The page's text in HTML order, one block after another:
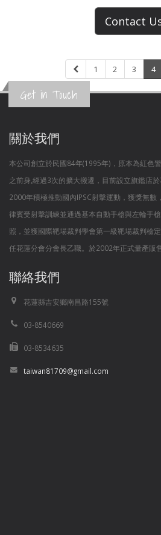
Contact
1 2 3 4
Get in Touch
關於我們
本公司創立於民國84年(1995年)，原本為紅色
之前身,經過3次的擴大搬遷，目前設立旗鑑店
2000年積極推動國內IPSC射擊運動，獲獎無數
律賓受射擊訓練並通過基本自動手槍與左輪手
照，並獲國際靶場裁判學會第一級靶場裁判檢
任花蓮分會分會長乙職。於2002年正式量產販
聯絡我們
花蓮縣吉安鄉南昌路155號
03-8540669
03-8534635
taiwan81709@gmail.com